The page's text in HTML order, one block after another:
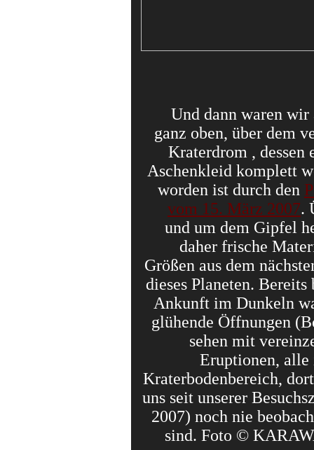
Und dann waren
ganz oben, über dem
Kraterdrom , dessen
Aschenkleid komplett
worden ist durch den
vom 15. März 2007.
und um dem Gipfel
daher frische
Größen aus dem
dieses Planeten. Bereits
Ankunft im Dunkeln
glühende Öffnungen
sehen mit
Eruptionen, alle
Kraterbodenbereich,
uns seit unserer
2007) noch nie
sind. Foto ©